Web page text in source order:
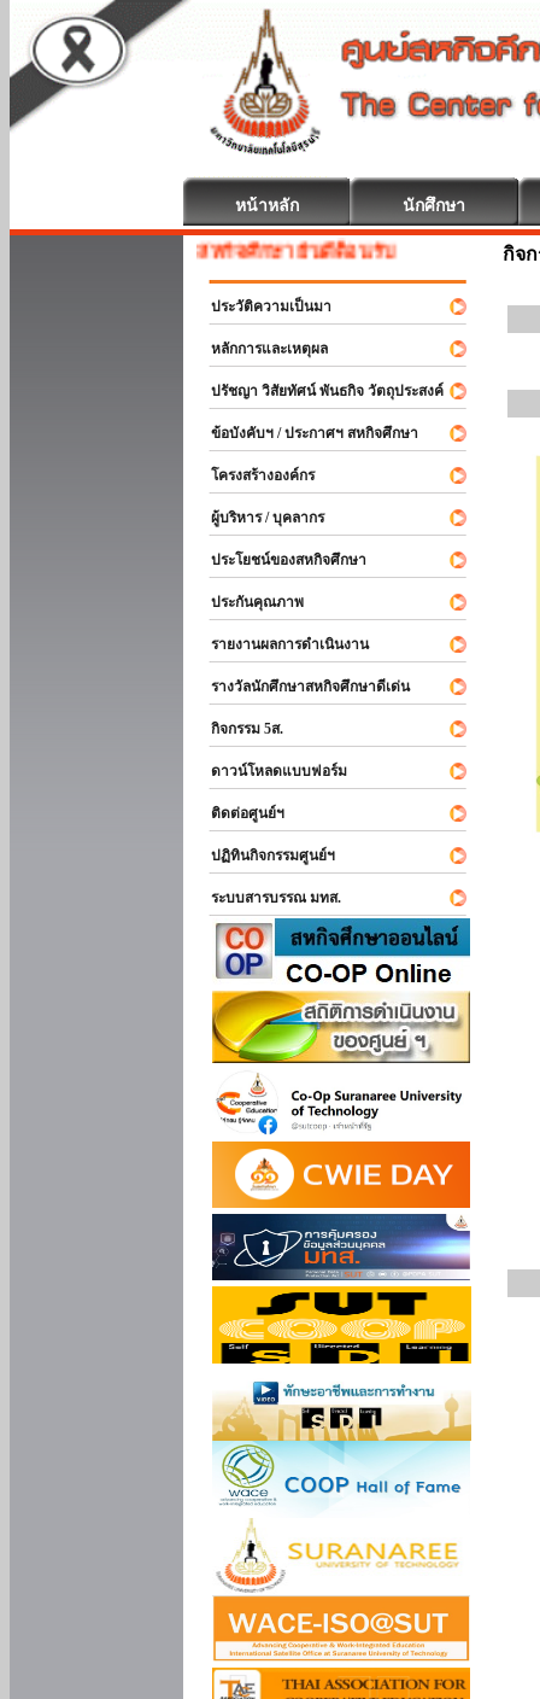
หน้าหลัก นักศึกษา
สหกิจศึกษา ยินดีต้อนรับ
ประวัติความเป็นมา
หลักการและเหตุผล
ปรัชญา วิสัยทัศน์ พันธกิจ วัตถุประสงค์
ข้อบังคับฯ / ประกาศฯ สหกิจศึกษา
โครงสร้างองค์กร
ผู้บริหาร / บุคลากร
ประโยชน์ของสหกิจศึกษา
ประกันคุณภาพ
รายงานผลการดำเนินงาน
รางวัลนักศึกษาสหกิจศึกษาดีเด่น
กิจกรรม 5ส.
ดาวน์โหลดแบบฟอร์ม
ติดต่อศูนย์ฯ
ปฏิทินกิจกรรมศูนย์ฯ
ระบบสารบรรณ มทส.
กิจ